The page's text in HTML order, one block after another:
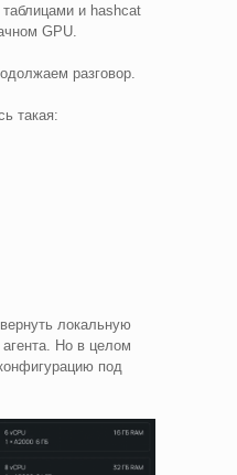
и hashcat
GPU.
разговор.
такая:
локальную
Но в целом
под